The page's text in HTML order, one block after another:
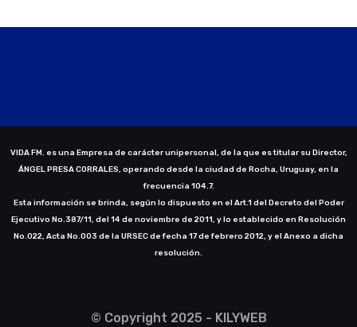
VIDA FM. es una Empresa de carácter unipersonal, de la que es titular su Director,
ÁNGEL PRESA CORRALES, operando desde la ciudad de Rocha, Uruguay, en la
frecuencia 104.7.
Esta información se brinda, según lo dispuesto en el Art.1 del Decreto del Poder
Ejecutivo No.387/11, del 14 de noviembre de 2011, y lo establecido en Resolución
No.022, Acta No.003 de la URSEC de fecha 17 de febrero 2012, y el Anexo a dicha
resolución.
© Copyright 2025 - KILYWEB